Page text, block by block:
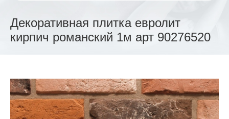
Декоративная плитка евролит
кирпич романский 1м арт 90276520